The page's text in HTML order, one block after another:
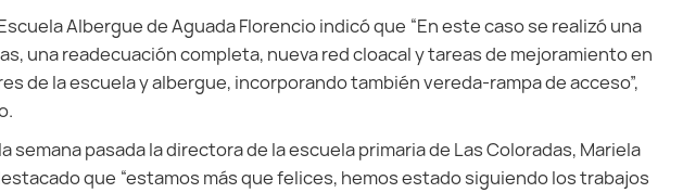
Albergue de Aguada Florencio indicó que “En este caso se realizó una
una readecuación completa, nueva red cloacal y tareas de mejoramiento en
de la escuela y albergue, incorporando también vereda-rampa de acceso”,
semana pasada la directora de la escuela primaria de Las Coloradas, Mariela
que “estamos más que felices, hemos estado siguiendo los trabajos